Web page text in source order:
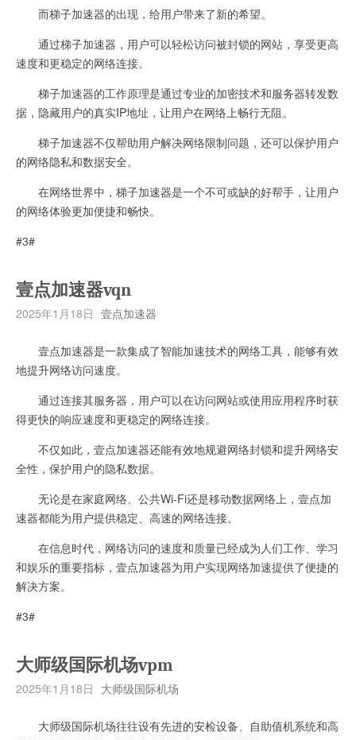
而梯子加速器的出现，给用户带来了新的希望。
通过梯子加速器，用户可以轻松访问被封锁的网站，享受更高
速度和更稳定的网络连接。
梯子加速器的工作原理是通过专业的加密技术和服务器转发数
据，隐藏用户的真实IP地址，让用户在网络上畅行无阻。
梯子加速器不仅帮助用户解决网络限制问题，还可以保护用户
的网络隐私和数据安全。
在网络世界中，梯子加速器是一个不可或缺的好帮手，让用户
的网络体验更加便捷和畅快。
#3#
壹点加速器vqn
2025年1月18日 壹点加速器
壹点加速器是一款集成了智能加速技术的网络工具，能够有效
地提升网络访问速度。
通过连接其服务器，用户可以在访问网站或使用应用程序时获
得更快的响应速度和更稳定的网络连接。
不仅如此，壹点加速器还能有效地规避网络封锁和提升网络安
全性，保护用户的隐私数据。
无论是在家庭网络、公共Wi-Fi还是移动数据网络上，壹点加
速器都能为用户提供稳定、高速的网络连接。
在信息时代，网络访问的速度和质量已经成为人们工作、学习
和娱乐的重要指标，壹点加速器为用户实现网络加速提供了便捷的
解决方案。
#3#
大师级国际机场vpm
2025年1月18日 大师级国际机场
大师级国际机场往往设有先进的安检设备、自助值机系统和高